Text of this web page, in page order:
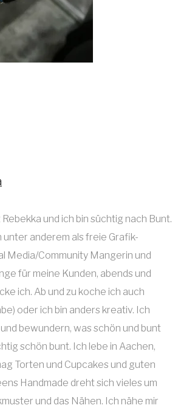
und ich bin süchtig nach Bunt.
unter anderem als freie Grafik-
Media/Community Mangerin und
für meine Kunden, abends und
ich. Ab und zu koche ich auch
oder ich bin anders kreativ. Ich
bewundern, was schön und bunt
schön bunt. Ich lebe in Aachen,
Torten und Cupcakes und guten
Handmade dreht sich vieles um
und das Nähen. Ich nähe mir